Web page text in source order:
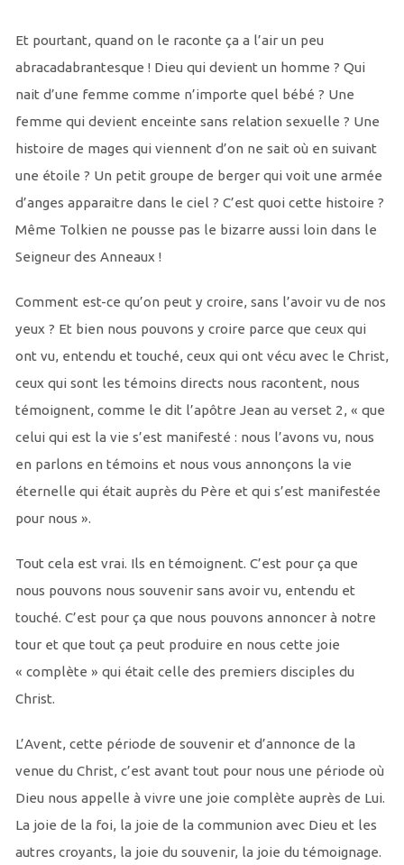
Et pourtant, quand on le raconte ça a l’air un peu
abracadabrantesque ! Dieu qui devient un homme ? Qui
nait d’une femme comme n’importe quel bébé ? Une
femme qui devient enceinte sans relation sexuelle ? Une
histoire de mages qui viennent d’on ne sait où en suivant
une étoile ? Un petit groupe de berger qui voit une armée
d’anges apparaitre dans le ciel ? C’est quoi cette histoire ?
Même Tolkien ne pousse pas le bizarre aussi loin dans le
Seigneur des Anneaux !
Comment est-ce qu’on peut y croire, sans l’avoir vu de nos
yeux ? Et bien nous pouvons y croire parce que ceux qui
ont vu, entendu et touché, ceux qui ont vécu avec le Christ,
ceux qui sont les témoins directs nous racontent, nous
témoignent, comme le dit l’apôtre Jean au verset 2, « que
celui qui est la vie s’est manifesté : nous l’avons vu, nous
en parlons en témoins et nous vous annonçons la vie
éternelle qui était auprès du Père et qui s’est manifestée
pour nous ».
Tout cela est vrai. Ils en témoignent. C’est pour ça que
nous pouvons nous souvenir sans avoir vu, entendu et
touché. C’est pour ça que nous pouvons annoncer à notre
tour et que tout ça peut produire en nous cette joie
« complète » qui était celle des premiers disciples du
Christ.
L’Avent, cette période de souvenir et d’annonce de la
venue du Christ, c’est avant tout pour nous une période où
Dieu nous appelle à vivre une joie complète auprès de Lui.
La joie de la foi, la joie de la communion avec Dieu et les
autres croyants, la joie du souvenir, la joie du témoignage.